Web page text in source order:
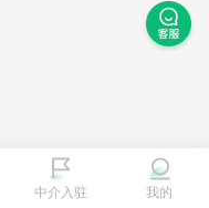
中介入驻 我的